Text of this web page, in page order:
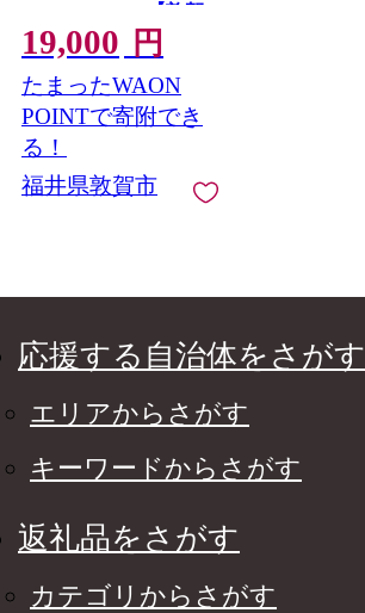
[001-a460_(20)]【敦賀
市ふるさと納税】（む
きえび バラ凍結 海鮮
人気 便利 大型 えび エ
ビ 海老 むき海老 海鮮
家庭用 冷凍 夕食 お弁
当 おかず 弁当 料理）
19,000 円
たまったWAON
POINTで寄附でき
る！
福井県敦賀市
応援する自治体をさがす
エリアからさがす
キーワードからさがす
返礼品をさがす
カテゴリからさがす